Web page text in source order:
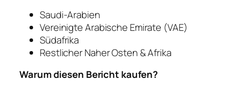
Saudi-Arabien
Vereinigte Arabische Emirate (VAE)
Südafrika
Restlicher Naher Osten & Afrika
Warum diesen Bericht kaufen?